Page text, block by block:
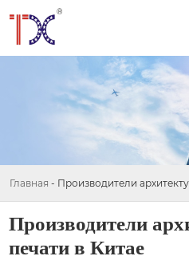
Главная - Производители
Производители
печати в Китае